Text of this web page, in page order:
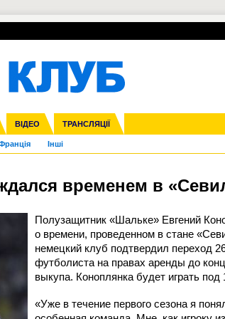
ВІДЕО ТРАНСЛЯЦІЇ
ліга Кубок України Молодіжка
Ліга націй Ліга конференцій
Інші
ЧЄ-2015 (U-21)
УПЛ-ПЕРЕХОДИ
временем в
Полузащитник «Шальке» Евгений
о времени, проведенном в стане
немецкий клуб подтвердил переход
футболиста на правах аренды до
выкупа. Коноплянка будет играть
«Уже в течение первого сезона я